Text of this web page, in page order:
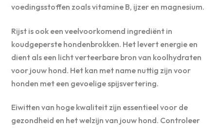
voedingsstoffen zoals vitamine B, ijzer en magnesium.
Rijst is ook een veelvoorkomend ingrediënt in
koudgeperste hondenbrokken. Het levert energie en
dient als een licht verteerbare bron van koolhydraten
voor jouw hond. Het kan met name nuttig zijn voor
honden met een gevoelige spijsvertering.
Eiwitten van hoge kwaliteit zijn essentieel voor de
gezondheid en het welzijn van jouw hond. Controleer